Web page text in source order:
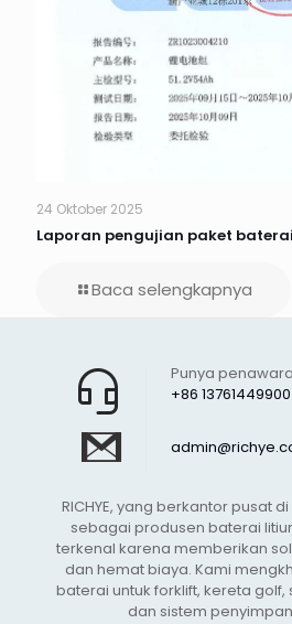
24 Oktober 2025
Laporan pengujian paket
Baca selengkapnya
+86 13761449900
Punya
RICHYE, yang berkantor pusat
sebagai produsen baterai
terkenal karena memberikan
dan hemat biaya. Kami
baterai untuk forklift, kereta golf,
dan sistem